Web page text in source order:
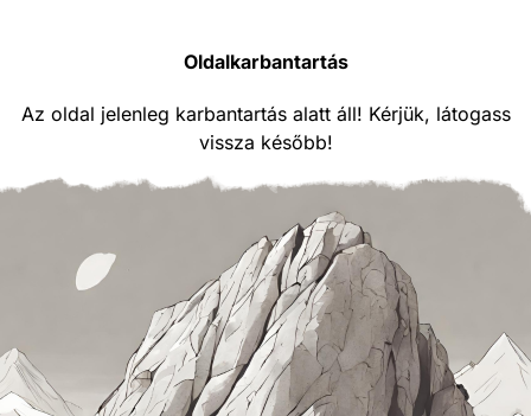
Oldalkarbantartás
Az oldal jelenleg karbantartás alatt áll! Kérjük, látogass
vissza később!